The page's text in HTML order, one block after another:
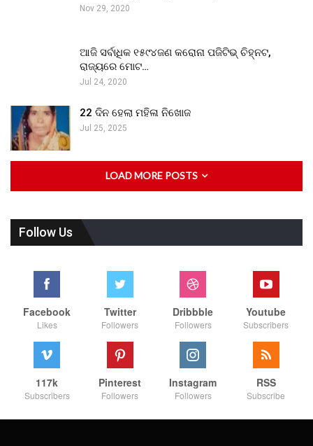
Nov 29, 2020
ଆଜି ସର୍ବାଧିକ ୧୫୯୪ଜଣ କରୋନା ପଜିଟିଭ୍ ଚିହ୍ନଟ,
ରାଜ୍ୟରେ ମୋଟ…
Jul 24, 2020
22 ଦିନ ହେଲା ମହିଳା ନିଖୋଜ
Jul 25, 2025
LOAD MORE POSTS
Follow Us
Facebook
Likes
Twitter
Followers
Dribbble
Followers
Youtube
Subscribers
117k
Subscribers
Pinterest
Followers
Instagram
Followers
RSS
Subscribe